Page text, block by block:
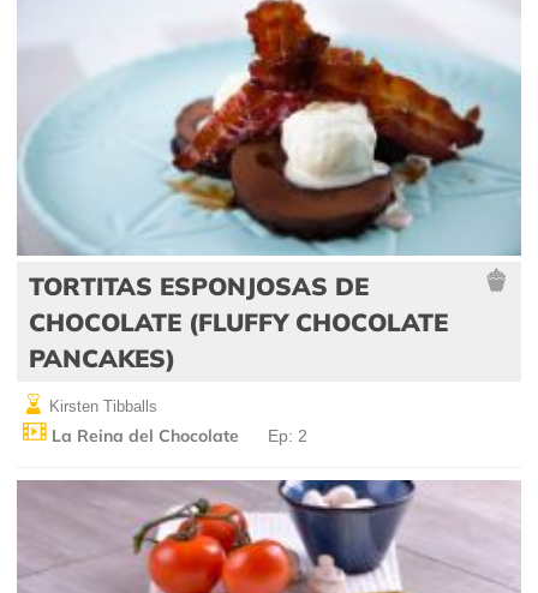
TORTITAS ESPONJOSAS DE
CHOCOLATE (FLUFFY CHOCOLATE
PANCAKES)
Kirsten Tibballs
La Reina del Chocolate Ep: 2